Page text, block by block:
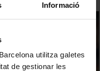
Informació
utilitza galetes
de gestionar les